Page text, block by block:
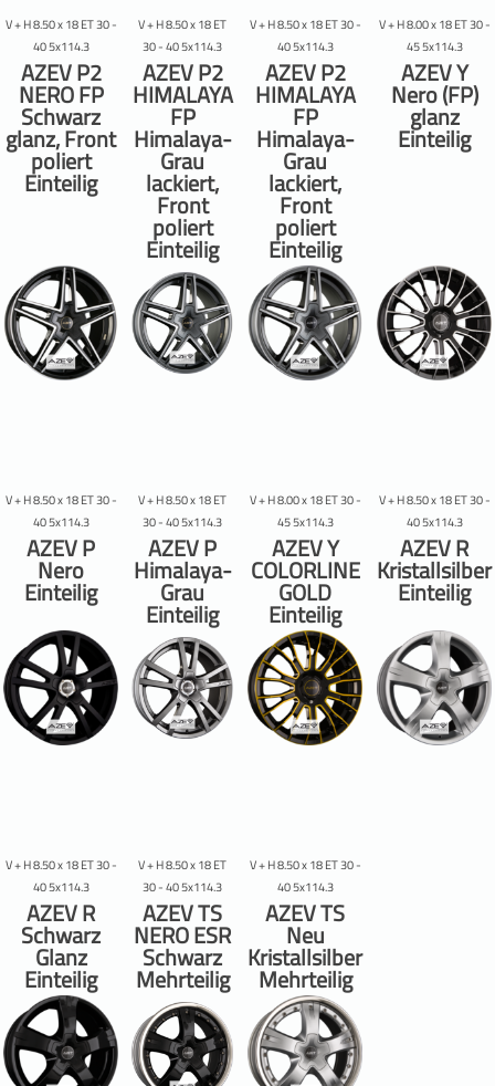
V + H 8.50 x 18 ET 30 -
40 5x114.3
V + H 8.50 x 18 ET
30 - 40 5x114.3
V + H 8.50 x 18 ET 30 -
40 5x114.3
V + H 8.00 x 18 ET 30 -
45 5x114.3
AZEV P2
NERO FP
Schwarz
glanz, Front
poliert
Einteilig
AZEV P2
HIMALAYA
FP
Himalaya-
Grau
lackiert,
Front
poliert
Einteilig
AZEV P2
HIMALAYA
FP
Himalaya-
Grau
lackiert,
Front
poliert
Einteilig
AZEV Y
Nero (FP)
glanz
Einteilig
V + H 8.50 x 18 ET 30 -
40 5x114.3
V + H 8.50 x 18 ET
30 - 40 5x114.3
V + H 8.00 x 18 ET 30 -
45 5x114.3
V + H 8.50 x 18 ET 30 -
40 5x114.3
AZEV P
Nero
Einteilig
AZEV P
Himalaya-
Grau
Einteilig
AZEV Y
COLORLINE
GOLD
Einteilig
AZEV R
Kristallsilber
Einteilig
V + H 8.50 x 18 ET 30 -
40 5x114.3
V + H 8.50 x 18 ET
30 - 40 5x114.3
V + H 8.50 x 18 ET 30 -
40 5x114.3
AZEV R
Schwarz
Glanz
Einteilig
AZEV TS
NERO ESR
Schwarz
Mehrteilig
AZEV TS
Neu
Kristallsilber
Mehrteilig